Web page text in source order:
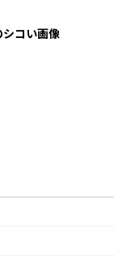
シコい画像